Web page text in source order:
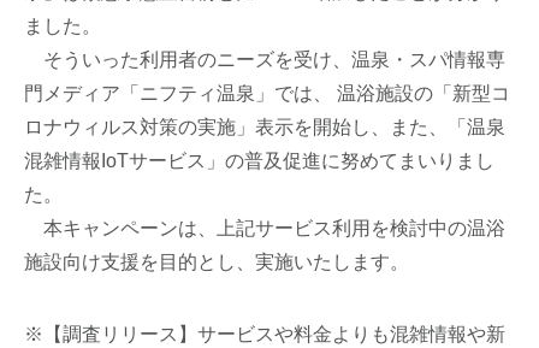
ました。
そういった利用者のニーズを受け、温泉・スパ情報専
門メディア「ニフティ温泉」では、 温浴施設の「新型コ
ロナウィルス対策の実施」表示を開始し、また、「温泉
混雑情報IoTサービス」の普及促進に努めてまいりまし
た。
本キャンペーンは、上記サービス利用を検討中の温浴
施設向け支援を目的とし、実施いたします。
※【調査リリース】サービスや料金よりも混雑情報や新